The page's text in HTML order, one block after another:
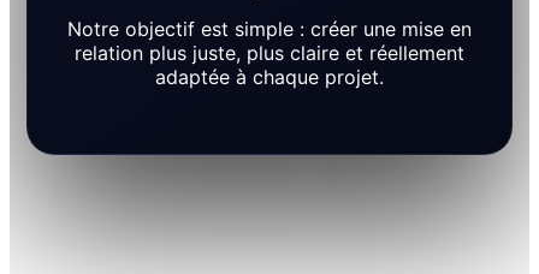
Notre objectif est simple : créer une mise en
relation plus juste, plus claire et réellement
adaptée à chaque projet.